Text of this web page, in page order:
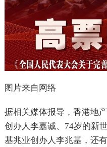
图片来自网络
据相关媒体报导，香港地
创办人李嘉诚、74岁的新
基兆业创办人李兆基，还